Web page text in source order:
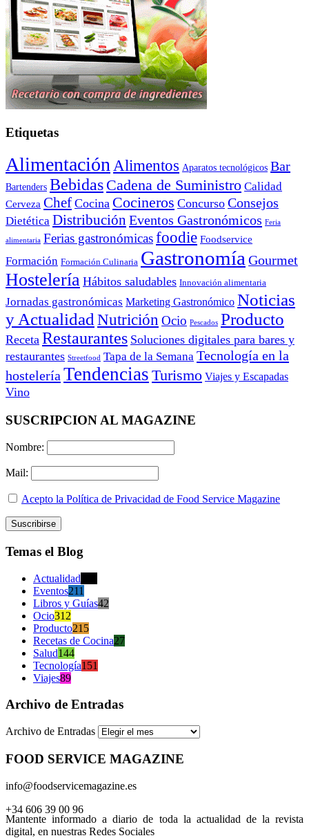
Etiquetas
Alimentación Alimentos Aparatos tecnológicos Bar
Bartenders Bebidas Cadena de Suministro Calidad
Cerveza Chef Cocina Cocineros Concurso Consejos
Dietética Distribución Eventos Gastronómicos Feria
alimentaria Ferias gastronómicasfoodie Foodservice
Formación Formación Culinaria Gastronomía Gourmet
Hostelería Hábitos saludables Innovación alimentaria
Jornadas gastronómicas Marketing Gastronómico Noticias
y Actualidad Nutrición Ocio Pescados Producto
Receta Restaurantes Soluciones digitales para bares y
restaurantes Streetfood Tapa de la Semana Tecnología en la
hostelería Tendencias Turismo Viajes y Escapadas
Vino
SUSCRIPCION AL MAGAZINE
Nombre:
Mail:
Acepto la Política de Privacidad de Food Service Magazine
Temas el Blog
Actualidad
Eventos211
Libros y Guías42
Ocio312
Producto215
Recetas de Cocina27
Salud144
Tecnología151
Viajes89
Archivo de Entradas
Archivo de Entradas
FOOD SERVICE MAGAZINE
info@foodservicemagazine.es
+34 606 39 00 96
Mantente informado a diario de toda la actualidad de la revista
digital, en nuestras Redes Sociales